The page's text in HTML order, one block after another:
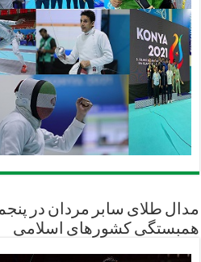
مدال طلای سابر مردان در
همبستگی کشورهای اسلامی